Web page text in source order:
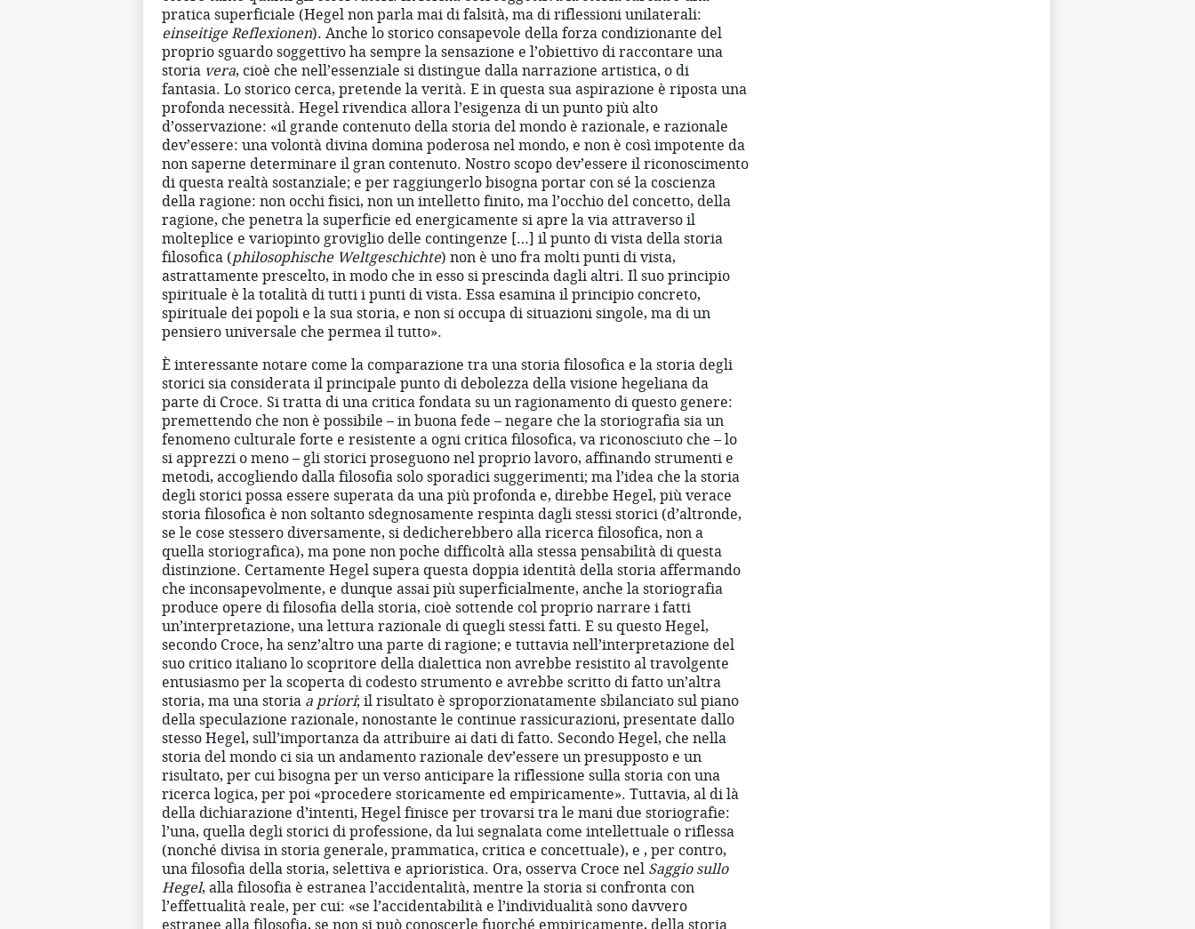
pratica superficiale (Hegel non parla mai di falsità, ma di riflessioni unilaterali:
einseitige Reflexionen). Anche lo storico consapevole della forza condizionante del
proprio sguardo soggettivo ha sempre la sensazione e l’obiettivo di raccontare una
storia vera, cioè che nell’essenziale si distingue dalla narrazione artistica, o di
fantasia. Lo storico cerca, pretende la verità. E in questa sua aspirazione è riposta una
profonda necessità. Hegel rivendica allora l’esigenza di un punto più alto
d’osservazione: «il grande contenuto della storia del mondo è razionale, e razionale
dev’essere: una volontà divina domina poderosa nel mondo, e non è così impotente da
non saperne determinare il gran contenuto. Nostro scopo dev’essere il riconoscimento
di questa realtà sostanziale; e per raggiungerlo bisogna portar con sé la coscienza
della ragione: non occhi fisici, non un intelletto finito, ma l’occhio del concetto, della
ragione, che penetra la superficie ed energicamente si apre la via attraverso il
molteplice e variopinto groviglio delle contingenze […] il punto di vista della storia
filosofica (philosophische Weltgeschichte) non è uno fra molti punti di vista,
astrattamente prescelto, in modo che in esso si prescinda dagli altri. Il suo principio
spirituale è la totalità di tutti i punti di vista. Essa esamina il principio concreto,
spirituale dei popoli e la sua storia, e non si occupa di situazioni singole, ma di un
pensiero universale che permea il tutto».
È interessante notare come la comparazione tra una storia filosofica e la storia degli
storici sia considerata il principale punto di debolezza della visione hegeliana da
parte di Croce. Si tratta di una critica fondata su un ragionamento di questo genere:
premettendo che non è possibile – in buona fede – negare che la storiografia sia un
fenomeno culturale forte e resistente a ogni critica filosofica, va riconosciuto che – lo
si apprezzi o meno – gli storici proseguono nel proprio lavoro, affinando strumenti e
metodi, accogliendo dalla filosofia solo sporadici suggerimenti; ma l’idea che la storia
degli storici possa essere superata da una più profonda e, direbbe Hegel, più verace
storia filosofica è non soltanto sdegnosamente respinta dagli stessi storici (d’altronde,
se le cose stessero diversamente, si dedicherebbero alla ricerca filosofica, non a
quella storiografica), ma pone non poche difficoltà alla stessa pensabilità di questa
distinzione. Certamente Hegel supera questa doppia identità della storia affermando
che inconsapevolmente, e dunque assai più superficialmente, anche la storiografia
produce opere di filosofia della storia, cioè sottende col proprio narrare i fatti
un’interpretazione, una lettura razionale di quegli stessi fatti. E su questo Hegel,
secondo Croce, ha senz’altro una parte di ragione; e tuttavia nell’interpretazione del
suo critico italiano lo scopritore della dialettica non avrebbe resistito al travolgente
entusiasmo per la scoperta di codesto strumento e avrebbe scritto di fatto un’altra
storia, ma una storia a priori; il risultato è sproporzionatamente sbilanciato sul piano
della speculazione razionale, nonostante le continue rassicurazioni, presentate dallo
stesso Hegel, sull’importanza da attribuire ai dati di fatto. Secondo Hegel, che nella
storia del mondo ci sia un andamento razionale dev’essere un presupposto e un
risultato, per cui bisogna per un verso anticipare la riflessione sulla storia con una
ricerca logica, per poi «procedere storicamente ed empiricamente». Tuttavia, al di là
della dichiarazione d’intenti, Hegel finisce per trovarsi tra le mani due storiografie:
l’una, quella degli storici di professione, da lui segnalata come intellettuale o riflessa
(nonché divisa in storia generale, prammatica, critica e concettuale), e , per contro,
una filosofia della storia, selettiva e aprioristica. Ora, osserva Croce nel Saggio sullo
Hegel, alla filosofia è estranea l’accidentalità, mentre la storia si confronta con
l’effettualità reale, per cui: «se l’accidentabilità e l’individualità sono davvero
estranee alla filosofia, se non si può conoscerle fuorché empiricamente, della storia